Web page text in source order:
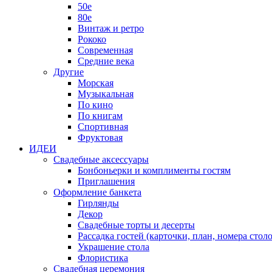
50е
80е
Винтаж и ретро
Рококо
Современная
Средние века
Другие
Морская
Музыкальная
По кино
По книгам
Спортивная
Фруктовая
ИДЕИ
Свадебные аксессуары
Бонбоньерки и комплименты гостям
Приглашения
Оформление банкета
Гирлянды
Декор
Свадебные торты и десерты
Рассадка гостей (карточки, план, номера
Украшение стола
Флористика
Свадебная церемония